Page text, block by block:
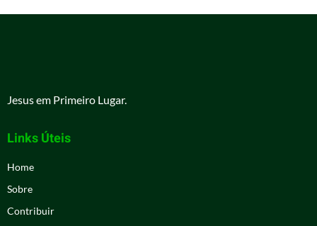
Jesus em Primeiro Lugar.
Links Úteis
Home
Sobre
Contribuir